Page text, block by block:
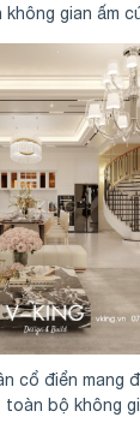
gian ấm
cổ điển mang
toàn bộ không